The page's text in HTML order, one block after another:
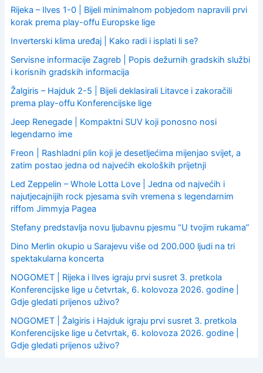
Rijeka – Ilves 1-0 | Bijeli minimalnom pobjedom napravili prvi
korak prema play-offu Europske lige
Inverterski klima uređaj | Kako radi i isplati li se?
Servisne informacije Zagreb | Popis dežurnih gradskih službi
i korisnih gradskih informacija
Žalgiris – Hajduk 2-5 | Bijeli deklasirali Litavce i zakoračili
prema play-offu Konferencijske lige
Jeep Renegade | Kompaktni SUV koji ponosno nosi
legendarno ime
Freon | Rashladni plin koji je desetljećima mijenjao svijet, a
zatim postao jedna od najvećih ekoloških prijetnji
Led Zeppelin – Whole Lotta Love | Jedna od najvećih i
najutjecajnijih rock pjesama svih vremena s legendarnim
riffom Jimmyja Pagea
Stefany predstavlja novu ljubavnu pjesmu “U tvojim rukama”
Dino Merlin okupio u Sarajevu više od 200.000 ljudi na tri
spektakularna koncerta
NOGOMET | Rijeka i Ilves igraju prvi susret 3. pretkola
Konferencijske lige u četvrtak, 6. kolovoza 2026. godine |
Gdje gledati prijenos uživo?
NOGOMET | Žalgiris i Hajduk igraju prvi susret 3. pretkola
Konferencijske lige u četvrtak, 6. kolovoza 2026. godine |
Gdje gledati prijenos uživo?